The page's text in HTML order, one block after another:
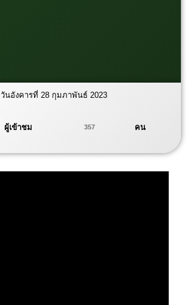
วันอังคารที่ 28 กุมภาพันธ์ 2023
ผู้เข้าชม 357 คน